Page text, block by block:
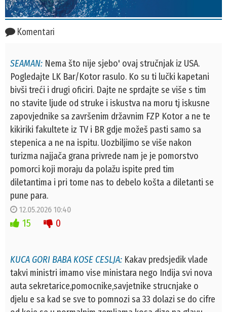
Komentari
SEAMAN: Nema što nije sjebo' ovaj stručnjak iz USA.
Pogledajte LK Bar/Kotor rasulo. Ko su ti lučki kapetani
bivši treći i drugi oficiri. Dajte ne sprdajte se više s tim
no stavite ljude od struke i iskustva na moru tj iskusne
zapovjednike sa završenim državnim FZP Kotor a ne te
kikiriki fakultete iz TV i BR gdje možeš pasti samo sa
stepenica a ne na ispitu. Uozbiljimo se više nakon
turizma najjača grana privrede nam je je pomorstvo
pomorci koji moraju da polažu ispite pred tim
diletantima i pri tome nas to debelo košta a diletanti se
pune para.
12.05.2026 10:40
15 0
KUCA GORI BABA KOSE CESLJA: Kakav predsjedik vlade
takvi ministri imamo vise ministara nego Indija svi nova
auta sekretarice,pomocnike,savjetnike strucnjake o
djelu e sa kad se sve to pomnozi sa 33 dolazi se do cifre